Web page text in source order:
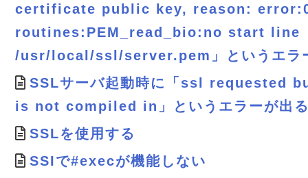
certificate public key, reason:
routines:PEM_read_bio:no start line
/usr/local/ssl/server.pem」というエラ
SSLサーバ起動時に「ssl requested
is not compiled in」というエラーが出
SSLを使用する
SSIで#execが機能しない